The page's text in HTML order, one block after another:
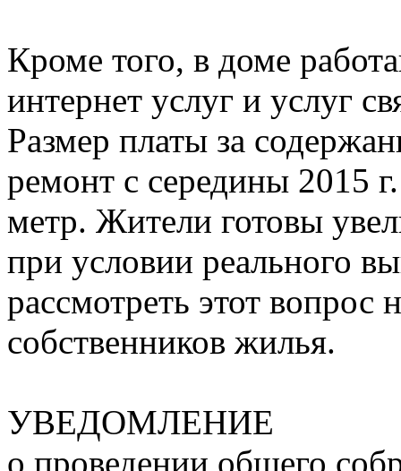
Кроме того, в доме
интернет услуг и услуг
Размер платы за
ремонт с середины 2015
метр. Жители готовы
при условии реального
рассмотреть этот
собственников жилья.
УВЕДОМЛЕНИЕ
о проведении общего